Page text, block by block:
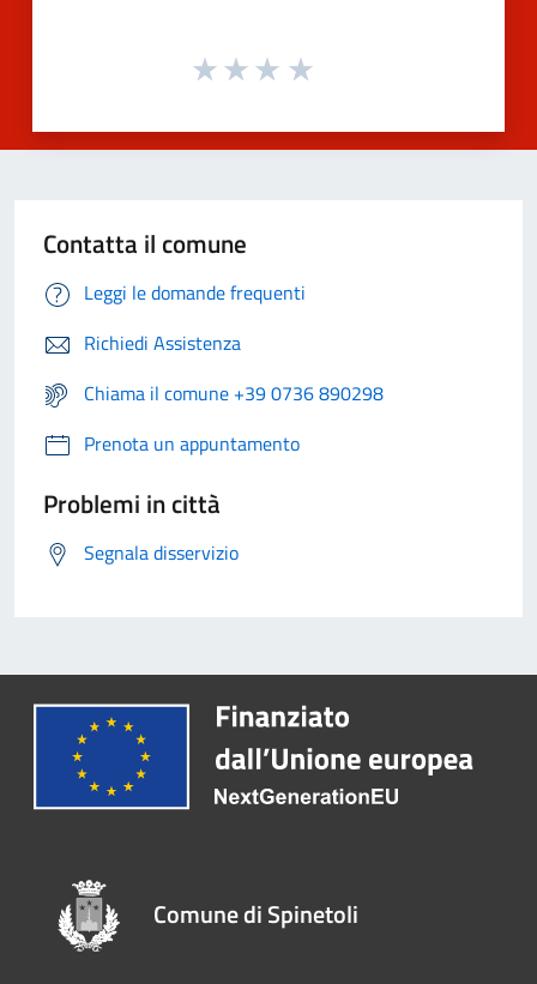
Contatta il comune
Leggi le domande frequenti
Richiedi Assistenza
Chiama il comune +39 0736 890298
Prenota un appuntamento
Problemi in città
Segnala disservizio
Comune di Spinetoli